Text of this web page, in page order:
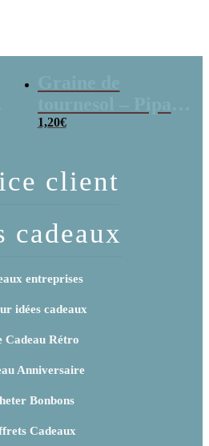
x 3
1,20€
client
cadeaux
entreprises
idées cadeaux
Cadeau Rétro
Anniversaire
Bonbons
Cadeaux